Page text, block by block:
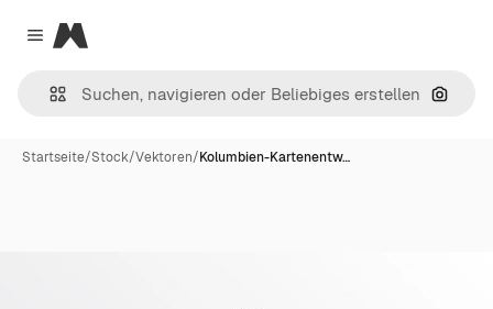
Close menu
Magnific
Nach
Startseite/Stock/Vektoren/Kolumbien-Kartenentw…